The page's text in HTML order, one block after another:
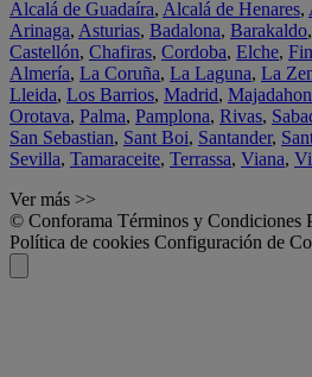
Alcalá de Guadaíra, Alcalá de Henares,
Arinaga, Asturias, Badalona, Barakaldo,
Castellón, Chafiras, Cordoba, Elche,
Almería, La Coruña, La Laguna, La
Lleida, Los Barrios, Madrid,
Orotava, Palma, Pamplona, Rivas,
San Sebastian, Sant Boi, Santander,
Sevilla, Tamaraceite, Terrassa, Viana,
Ver más >>
© Conforama Términos y Condiciones
Política de cookies Configuración de